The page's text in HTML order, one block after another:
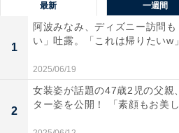
最新 一週間
1
阿波みなみ、ディズニー訪問
い」吐露。「これは帰りたいw
2025/06/19
2
女装姿が話題の47歳2児の父親
ター姿を公開！ 「素顔もお美